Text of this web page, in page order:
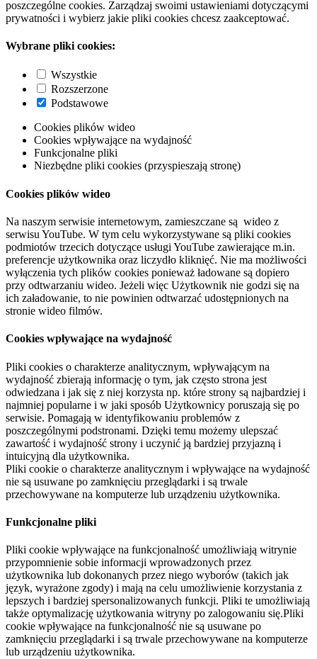
poszczególne cookies. Zarządzaj swoimi ustawieniami dotyczącymi
prywatności i wybierz jakie pliki cookies chcesz zaakceptować.
Wybrane pliki cookies:
Wszystkie
Rozszerzone
Podstawowe
Cookies plików wideo
Cookies wpływające na wydajność
Funkcjonalne pliki
Niezbędne pliki cookies (przyspieszają stronę)
Cookies plików wideo
Na naszym serwisie internetowym, zamieszczane są wideo z
serwisu YouTube. W tym celu wykorzystywane są pliki cookies
podmiotów trzecich dotyczące usługi YouTube zawierające m.in.
preferencje użytkownika oraz liczydło kliknięć. Nie ma możliwości
wyłączenia tych plików cookies ponieważ ładowane są dopiero
przy odtwarzaniu wideo. Jeżeli więc Użytkownik nie godzi się na
ich załadowanie, to nie powinien odtwarzać udostępnionych na
stronie wideo filmów.
Cookies wpływające na wydajność
Pliki cookies o charakterze analitycznym, wpływającym na
wydajność zbierają informację o tym, jak często strona jest
odwiedzana i jak się z niej korzysta np. które strony są najbardziej i
najmniej popularne i w jaki sposób Użytkownicy poruszają się po
serwisie. Pomagają w identyfikowaniu problemów z
poszczególnymi podstronami. Dzięki temu możemy ulepszać
zawartość i wydajność strony i uczynić ją bardziej przyjazną i
intuicyjną dla użytkownika.
Pliki cookie o charakterze analitycznym i wpływające na wydajność
nie są usuwane po zamknięciu przeglądarki i są trwale
przechowywane na komputerze lub urządzeniu użytkownika.
Funkcjonalne pliki
Pliki cookie wpływające na funkcjonalność umożliwiają witrynie
przypomnienie sobie informacji wprowadzonych przez
użytkownika lub dokonanych przez niego wyborów (takich jak
język, wyrażone zgody) i mają na celu umożliwienie korzystania z
lepszych i bardziej spersonalizowanych funkcji. Pliki te umożliwiają
także optymalizację użytkowania witryny po zalogowaniu się.Pliki
cookie wpływające na funkcjonalność nie są usuwane po
zamknięciu przeglądarki i są trwale przechowywane na komputerze
lub urządzeniu użytkownika.